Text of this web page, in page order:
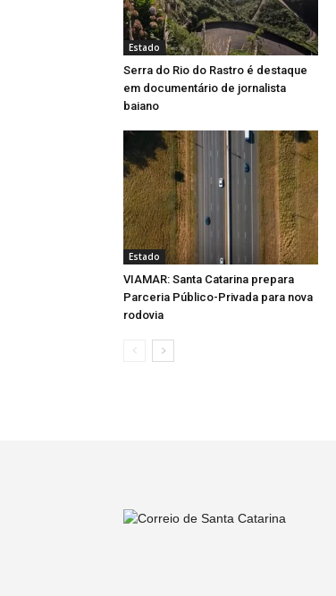
Estado
Serra do Rio do Rastro é destaque
em documentário de jornalista
baiano
Estado
VIAMAR: Santa Catarina prepara
Parceria Público-Privada para nova
rodovia